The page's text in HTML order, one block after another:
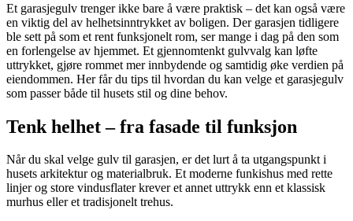
Et garasjegulv trenger ikke bare å være praktisk – det kan også være
en viktig del av helhetsinntrykket av boligen. Der garasjen tidligere
ble sett på som et rent funksjonelt rom, ser mange i dag på den som
en forlengelse av hjemmet. Et gjennomtenkt gulvvalg kan løfte
uttrykket, gjøre rommet mer innbydende og samtidig øke verdien på
eiendommen. Her får du tips til hvordan du kan velge et garasjegulv
som passer både til husets stil og dine behov.
Tenk helhet – fra fasade til funksjon
Når du skal velge gulv til garasjen, er det lurt å ta utgangspunkt i
husets arkitektur og materialbruk. Et moderne funkishus med rette
linjer og store vindusflater krever et annet uttrykk enn et klassisk
murhus eller et tradisjonelt trehus.